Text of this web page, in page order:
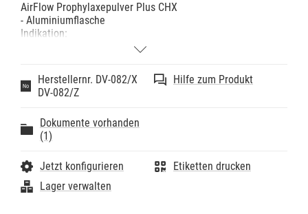
AirFlow Prophylaxepulver Plus CHX
- Aluminiumflasche
Indikation:
- AirFlow Plus Pulver ist ein HighTech Pulver zur
Zahnstein von allen Oberflächenarten
Hinweise:
- Zuckerfrei
- BPA-frei
- Das CHX-Konservierungsmittel ist hypoallergen, es
Patienten während der AirFlow Behandlung einen
neutralen Geschmack.
Technische Daten:
Herstellernr. DV-082/X
DV-082/Z
Hilfe zum Produkt
Dokumente vorhanden
(1)
Jetzt konfigurieren
Lager verwalten
Etiketten drucken